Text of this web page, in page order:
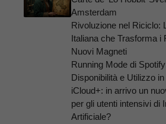
Amsterdam
Rivoluzione nel Riciclo:
Italiana che Trasforma i
Nuovi Magneti
Running Mode di
Disponibilità e Utilizzo in
iCloud+: in arrivo un
per gli utenti intensivi di
Artificiale?